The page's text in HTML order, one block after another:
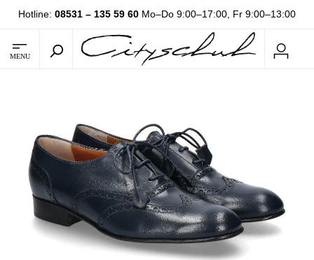
Hotline: 08531 – 135 59 60 Mo–Do 9:00–17:00, Fr 9:00–13:00
MENU